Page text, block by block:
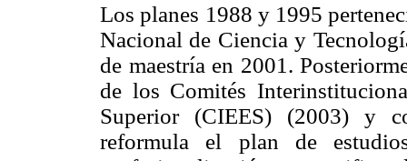
Los planes 1988 y 1995
Nacional de Ciencia y
de maestría en 2001.
de los Comités
Superior (CIEES) (2003) y
reformula el plan de